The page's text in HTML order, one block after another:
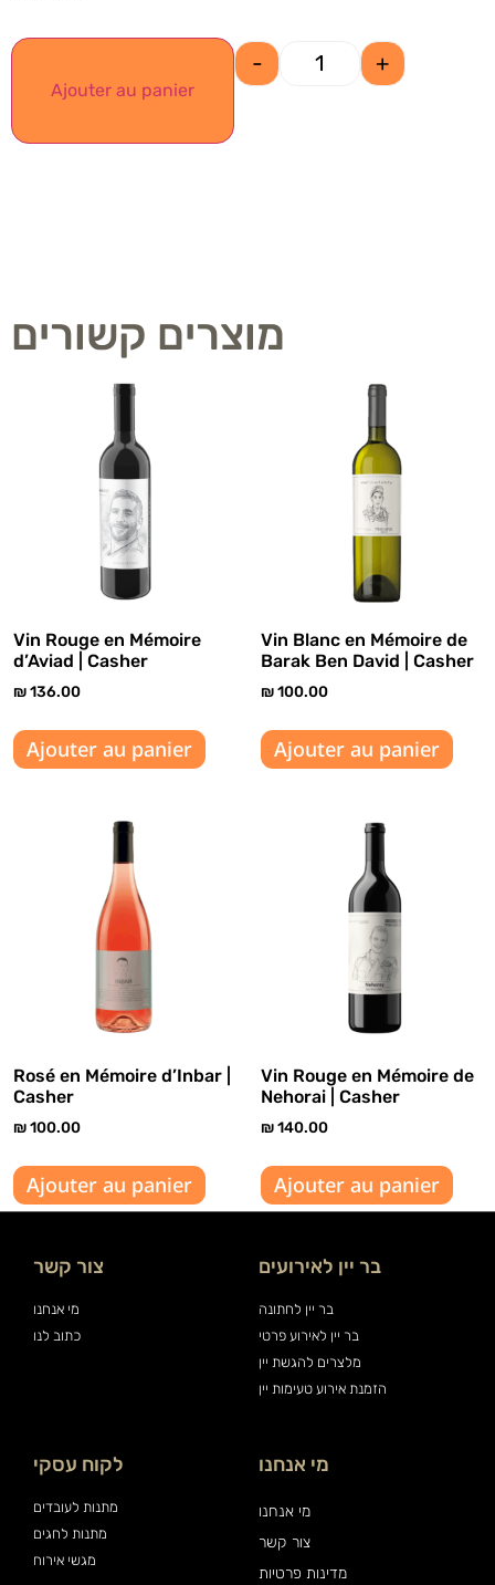
- +
Ajouter au panier
מוצרים קשורים
Vin Rouge en Mémoire
d’Aviad | Casher
₪136.00
Ajouter au panier
Vin Blanc en Mémoire de
Barak Ben David | Casher
₪100.00
Ajouter au panier
Rosé en Mémoire d’Inbar |
Casher
₪100.00
Ajouter au panier
Vin Rouge en Mémoire de
Nehorai | Casher
₪140.00
Ajouter au panier
צור קשר
מי אנחנו
כתוב לנו
בר יין לאירועים
בר יין לחתונה
בר יין לאירוע פרטי
מלצרים להגשת יין
הזמנת אירוע טעימות יין
לקוח עסקי
מתנות לעובדים
מתנות לחגים
מגשי אירוח
מי אנחנו
מי אנחנו
צור קשר
מדינות פרטיות